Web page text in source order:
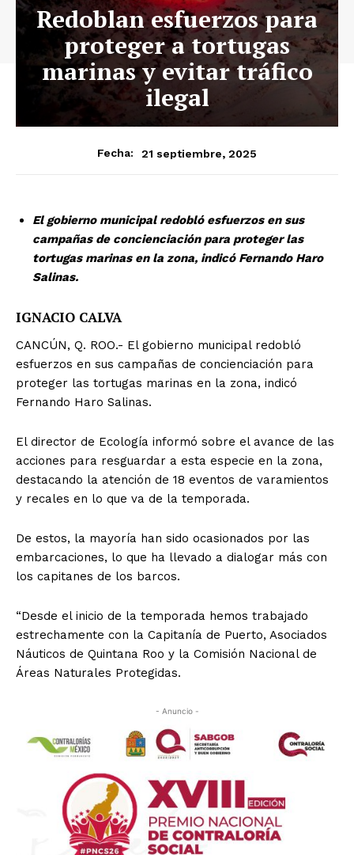
Redoblan esfuerzos para
proteger a tortugas
marinas y evitar tráfico
ilegal
Fecha: 21 septiembre, 2025
El gobierno municipal redobló esfuerzos en sus
campañas de concienciación para proteger las
tortugas marinas en la zona, indicó Fernando Haro
Salinas.
IGNACIO CALVA
CANCÚN, Q. ROO.- El gobierno municipal redobló
esfuerzos en sus campañas de concienciación para
proteger las tortugas marinas en la zona, indicó
Fernando Haro Salinas.
El director de Ecología informó sobre el avance de las
acciones para resguardar a esta especie en la zona,
destacando la atención de 18 eventos de varamientos
y recales en lo que va de la temporada.
De estos, la mayoría han sido ocasionados por las
embarcaciones, lo que ha llevado a dialogar más con
los capitanes de los barcos.
“Desde el inicio de la temporada hemos trabajado
estrechamente con la Capitanía de Puerto, Asociados
Náuticos de Quintana Roo y la Comisión Nacional de
Áreas Naturales Protegidas.
- Anuncio -